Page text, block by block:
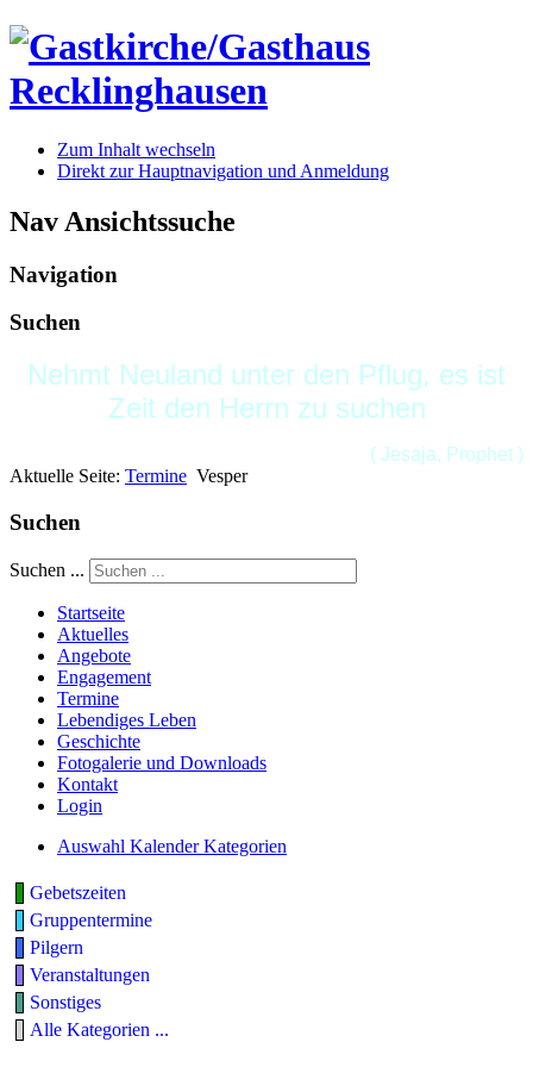
Zum Inhalt wechseln
Direkt zur Hauptnavigation und Anmeldung
Nav Ansichtssuche
Navigation
Suchen
Nehmt Neuland unter den Pflug, es ist
Zeit den Herrn zu suchen
( Jesaja, Prophet )
Aktuelle Seite: Termine Vesper
Suchen
Suchen ...
Startseite
Aktuelles
Angebote
Engagement
Termine
Lebendiges Leben
Geschichte
Fotogalerie und Downloads
Kontakt
Login
Auswahl Kalender Kategorien
Gebetszeiten
Gruppentermine
Pilgern
Veranstaltungen
Sonstiges
Alle Kategorien ...